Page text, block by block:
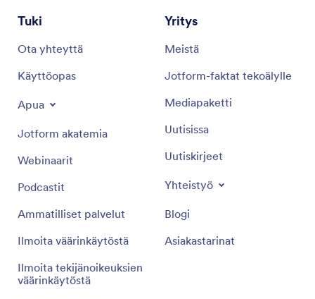
Tuki
Ota yhteyttä
Käyttöopas
Apua
Jotform akatemia
Webinaarit
Podcastit
Ammatilliset palvelut
Ilmoita väärinkäytöstä
Ilmoita tekijänoikeuksien
väärinkäytöstä
Yritys
Meistä
Jotform-faktat tekoälylle
Mediapaketti
Uutisissa
Uutiskirjeet
Yhteistyö
Blogi
Asiakastarinat